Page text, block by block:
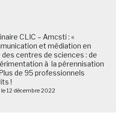
CLIC – Amcsti : «
et médiation en
des centres de sciences : de
à la pérennisation
de 95 professionnels
!
12 décembre 2022